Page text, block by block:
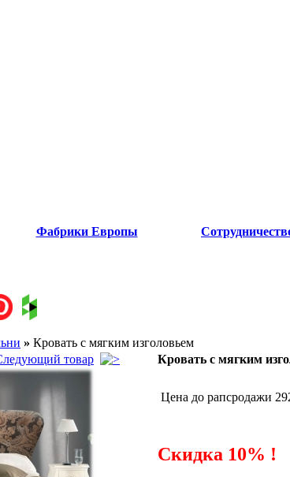
Фабрики Европы
» Кровать с мягким изголовьем
товар Кровать с мягким
Цена до рапсродажи
Скидка 10% !